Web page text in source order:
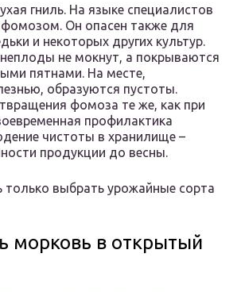
гниль. На языке специалистов
фомозом. Он опасен также для
и некоторых других культур.
не мокнут, а покрываются
пятнами. На месте,
образуются пустоты.
фомоза те же, как при
профилактика
чистоты в хранилище –
продукции до весны.
только выбрать урожайные сорта
морковь в открытый